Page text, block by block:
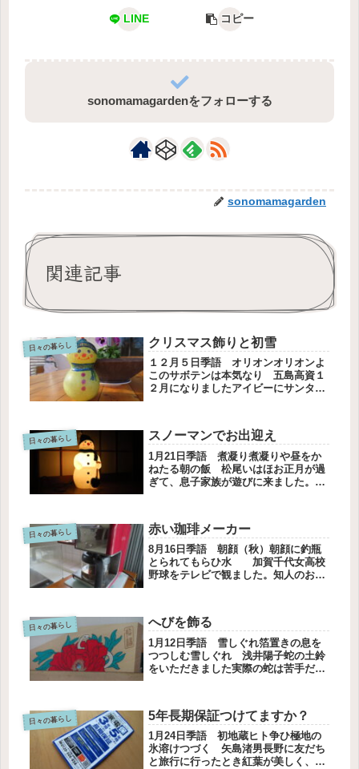
LINE コピー
sonomamagardenをフォローする
sonomamagarden
関連記事
日々の暮らし クリスマス飾りと初雪
１２月５日季語 オリオンオリオンよ
このサボテンは本気なり 五島高資１
２月になりましたアイビーにサンタさ
顔とマフラーと帽子をクリスマスの飾
りをしました昨日の朝、起きたら一面
の...
日々の暮らし スノーマンでお出迎え
1月21日季語 煮凝り煮凝りや昼をか
ねたる朝の飯 松尾いはほお正月が過
ぎて、息子家族が遊びに来ました。や
てちょっとの時間でも訪ねてくれるこ
とは、うれしいです。お出迎えはス
ノ...
日々の暮らし 赤い珈琲メーカー
8月16日季語 朝顔（秋）朝顔に釣瓶
とられてもらひ水 加賀千代女高校
野球をテレビで観ました。知人のお子
ッティング投手です。打線がいいチー
ムを陰で支えています。三回戦、こ
れ...
日々の暮らし へびを飾る
1月12日季語 雪しぐれ箔置きの息を
つつしむ雪しぐれ 浅井陽子蛇の土鈴
をいただきました実際の蛇は苦手だけ
す絵馬も飾りました赤い花が目立ち白
い蛇は控えめです12年前の白蛇は目...
日々の暮らし 5年長期保証つけてますか？
1月24日季語 初地蔵ヒト争ひ極地の
氷溶けつづく 矢島渚男長野に友だち
と旅行に行ったとき紅葉が美しく、早